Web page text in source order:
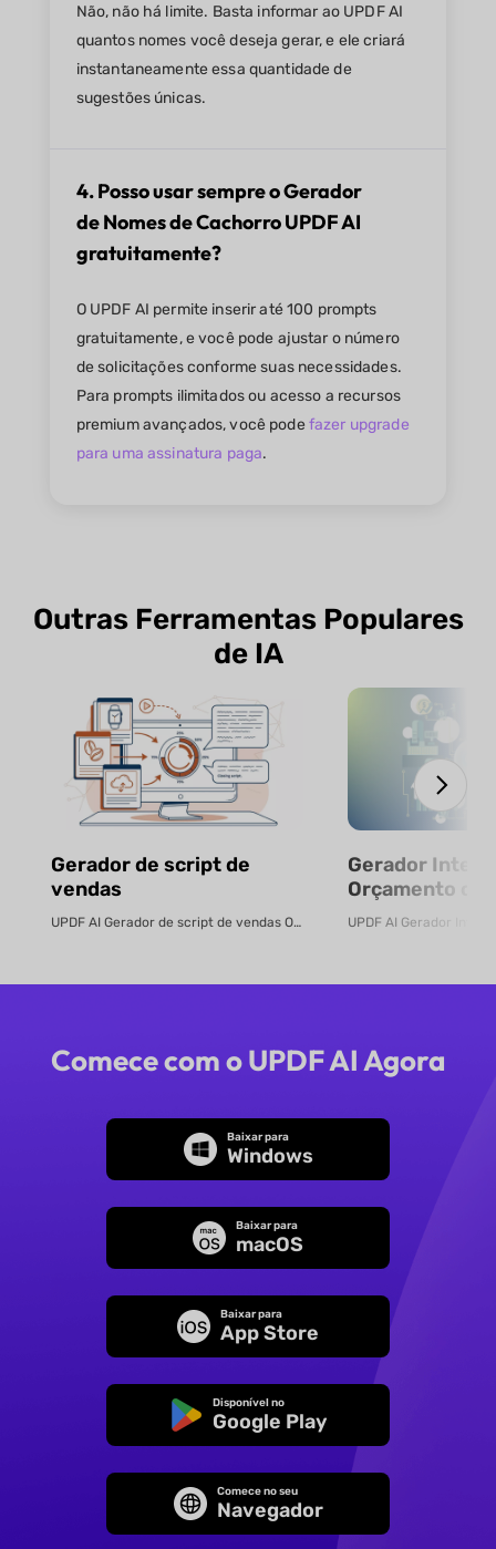
Não, não há limite. Basta informar ao UPDF AI
quantos nomes você deseja gerar, e ele criará
instantaneamente essa quantidade de
sugestões únicas.
4. Posso usar sempre o Gerador
de Nomes de Cachorro UPDF AI
gratuitamente?
O UPDF AI permite inserir até 100 prompts
gratuitamente, e você pode ajustar o número
de solicitações conforme suas necessidades.
Para prompts ilimitados ou acesso a recursos
premium avançados, você pode fazer upgrade
para uma assinatura paga.
Outras Ferramentas Populares
de IA
Gerador de script de
vendas
UPDF AI Gerador de script de vendas O UPDF AI transforma PDFs de produtos ...
Gerador
Orçamento
Gratuito
Comece com o UPDF AI Agora
Baixar para
Windows
Baixar para
macOS
Baixar para
App Store
Disponível no
Google Play
Comece no seu
Navegador